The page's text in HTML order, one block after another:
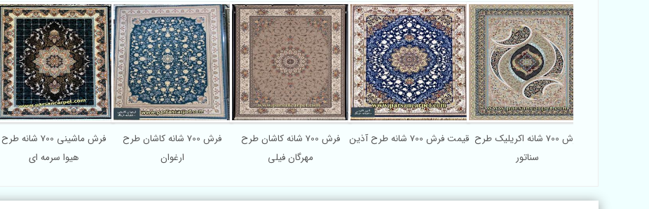
فرش ماشینی 700 شانه طرح
هیوا سرمه ای
فرش 700 شانه کاشان طرح
ارغوان
فرش 700 شانه کاشان طرح
مهرگان فیلی
قیمت فرش 700 شانه طرح آذین
فرش 700 شانه اکریلیک طرح
سناتور